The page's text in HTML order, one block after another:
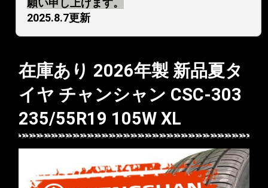
願い申し上げます。
2025.8.7更新
在庫あり 2026年製 新品夏タ
イヤ チャンシャン CSC-303
235/55R19 105W XL